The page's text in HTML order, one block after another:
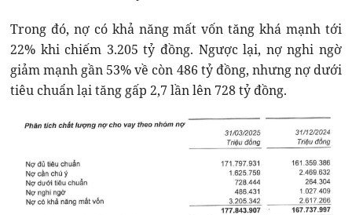
Trong đó, nợ có khả năng mất vốn tăng khá mạnh tới
22% khi chiếm 3.205 tỷ đồng. Ngược lại, nợ nghi ngờ
giảm mạnh gần 53% về còn 486 tỷ đồng, nhưng nợ dưới
tiêu chuẩn lại tăng gấp 2,7 lần lên 728 tỷ đồng.